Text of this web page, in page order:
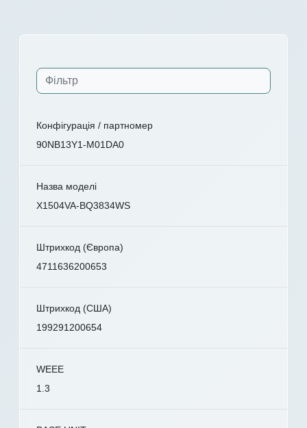
Конфігурація / партномер
90NB13Y1-M01DA0
Назва моделі
X1504VA-BQ3834WS
Штрихкод (Європа)
4711636200653
Штрихкод (США)
199291200654
WEEE
1.3